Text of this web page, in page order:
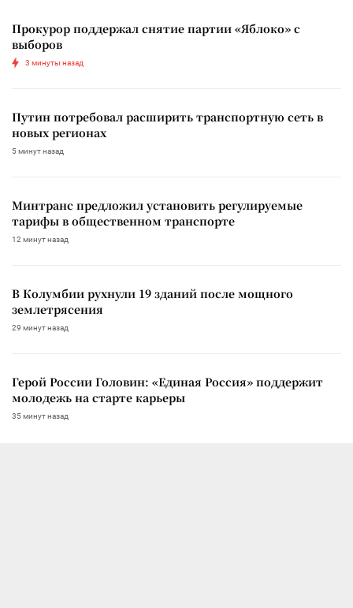
Прокурор поддержал снятие партии «Яблоко» с
выборов
3 минуты назад
Путин потребовал расширить транспортную сеть в
новых регионах
5 минут назад
Минтранс предложил установить регулируемые
тарифы в общественном транспорте
12 минут назад
В Колумбии рухнули 19 зданий после мощного
землетрясения
29 минут назад
Герой России Головин: «Единая Россия» поддержит
молодежь на старте карьеры
35 минут назад